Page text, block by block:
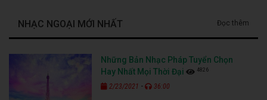
NHẠC NGOẠI MỚI NHẤT Đọc thêm
Những Bản Nhạc Pháp Tuyển Chọn
Hay Nhất Mọi Thời Đại
4826
2/23/2021 - 36:00